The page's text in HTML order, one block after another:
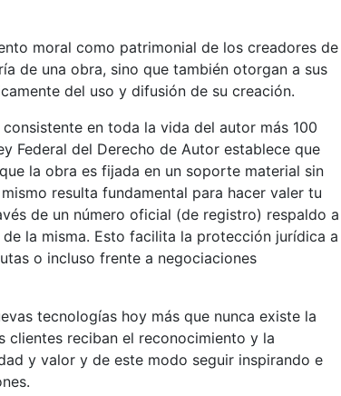
moral como patrimonial de los creadores de
de una obra, sino que también otorgan a sus
del uso y difusión de su creación.
en toda la vida del autor más 100
Federal del Derecho de Autor establece que
la obra es fijada en un soporte material sin
resulta fundamental para hacer valer tu
de un número oficial (de registro) respaldo a
la misma. Esto facilita la protección jurídica a
o incluso frente a negociaciones
tecnologías hoy más que nunca existe la
clientes reciban el reconocimiento y la
y valor y de este modo seguir inspirando e